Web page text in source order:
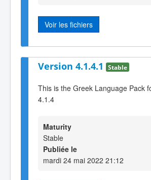
Voir les fichiers
Version 4.1.4.1 Stable
This is the Greek Language Pack
4.1.4
Maturity
Stable
Publiée le
mardi 24 mai 2022 21:12